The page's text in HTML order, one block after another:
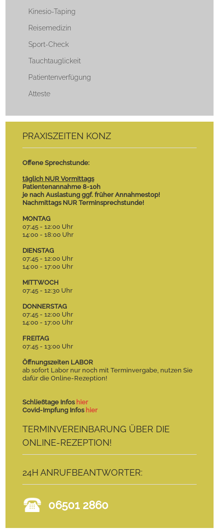
Kinesio-Taping
Reisemedizin
Sport-Check
Tauchtauglickeit
Patientenverfügung
Atteste
PRAXISZEITEN KONZ
Offene Sprechstunde:
täglich NUR Vormittags
Patientenannahme 8-10h
je nach Auslastung ggf. früher Annahmestop!
Nachmittags NUR Terminsprechstunde!
MONTAG
07:45 - 12:00 Uhr
14:00 - 18:00 Uhr
DIENSTAG
07:45 - 12:00 Uhr
14:00 - 17:00 Uhr
MITTWOCH
07:45 - 12:30 Uhr
DONNERSTAG
07:45 - 12:00 Uhr
14:00 - 17:00 Uhr
FREITAG
07:45 - 13:00 Uhr
Öffnungszeiten LABOR
ab sofort Labor nur noch mit Terminvergabe, nutzen Sie
dafür die Online-Rezeption!
Schließtage Infos hier
Covid-Impfung Infos hier
TERMINVEREINBARUNG ÜBER DIE
ONLINE-REZEPTION!
24H ANRUFBEANTWORTER:
06501 2860